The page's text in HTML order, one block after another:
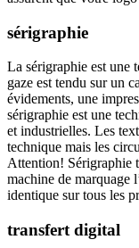
sérigraphie
La sérigraphie est une
gaze est tendu sur un
évidements, une
sérigraphie est une
et industrielles. Les
technique mais les
Attention! Sérigraphie
machine de marquage
identique sur tous les
transfert digital